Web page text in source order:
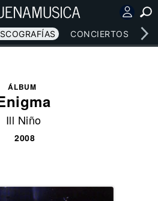
CONCIERTOS
ÁLBUM
Ill Niño
2008